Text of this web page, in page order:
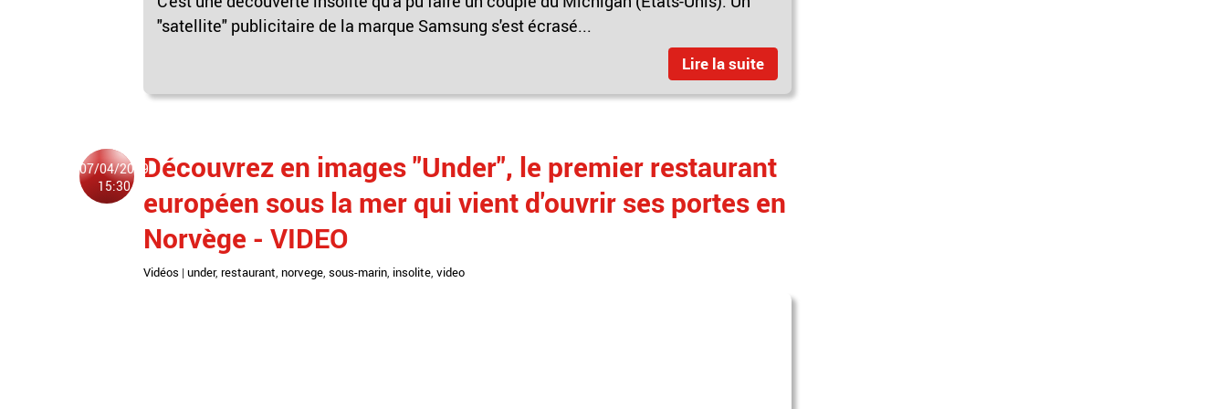
"satellite" publicitaire de la marque Samsung s'est écrasé...
Lire la suite
07/04/2019
15:30
Découvrez en images "Under", le premier restaurant
européen sous la mer qui vient d'ouvrir ses portes en
Norvège - VIDEO
Vidéos | under, restaurant, norvege, sous-marin, insolite, video